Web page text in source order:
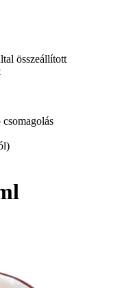
összeállított